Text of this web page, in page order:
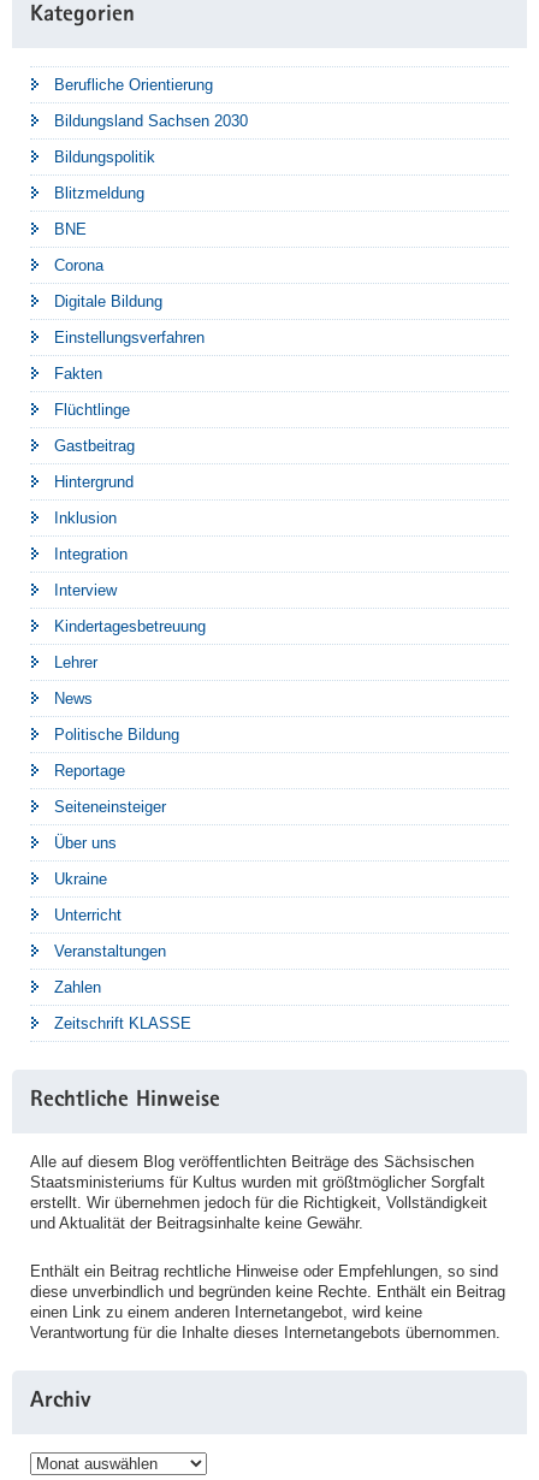
Kategorien
Berufliche Orientierung
Bildungsland Sachsen 2030
Bildungspolitik
Blitzmeldung
BNE
Corona
Digitale Bildung
Einstellungsverfahren
Fakten
Flüchtlinge
Gastbeitrag
Hintergrund
Inklusion
Integration
Interview
Kindertagesbetreuung
Lehrer
News
Politische Bildung
Reportage
Seiteneinsteiger
Über uns
Ukraine
Unterricht
Veranstaltungen
Zahlen
Zeitschrift KLASSE
Rechtliche Hinweise
Alle auf diesem Blog veröffentlichten Beiträge des Sächsischen
Staatsministeriums für Kultus wurden mit größtmöglicher Sorgfalt
erstellt. Wir übernehmen jedoch für die Richtigkeit, Vollständigkeit
und Aktualität der Beitragsinhalte keine Gewähr.
Enthält ein Beitrag rechtliche Hinweise oder Empfehlungen, so sind
diese unverbindlich und begründen keine Rechte. Enthält ein Beitrag
einen Link zu einem anderen Internetangebot, wird keine
Verantwortung für die Inhalte dieses Internetangebots übernommen.
Archiv
Archiv